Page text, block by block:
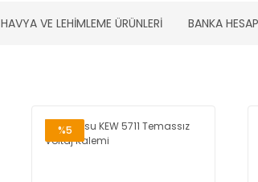
HAVYA VE LEHİMLEME ÜRÜNLERİ BANKA
%5